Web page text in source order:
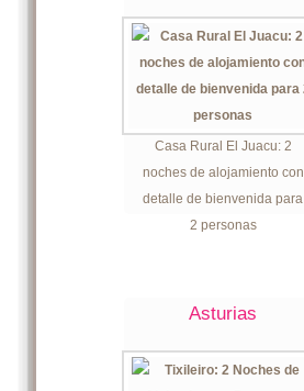
Casa Rural El Juacu: 2
noches de alojamiento con
detalle de bienvenida para
2 personas
Asturias